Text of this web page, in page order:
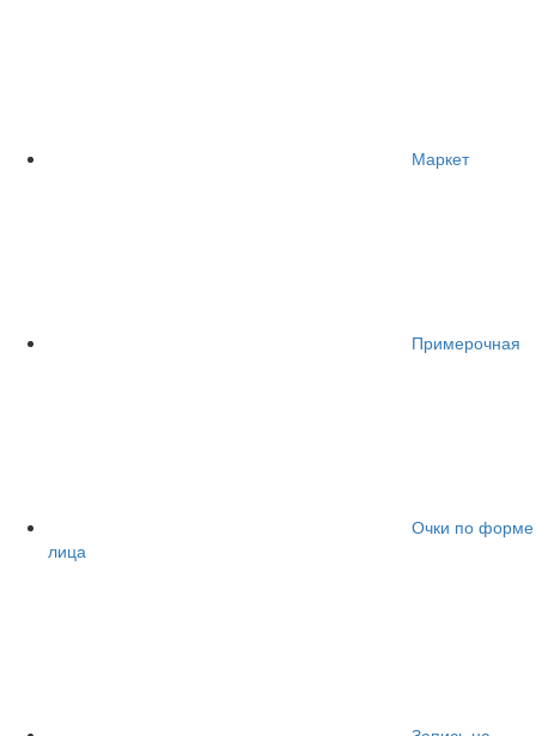
Маркет
Примерочная
Очки по форме
лица